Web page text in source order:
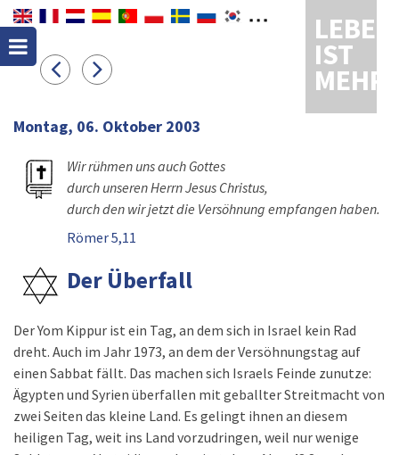
LEBEN
IST
MEHR
Montag, 06. Oktober 2003
Wir rühmen uns auch Gottes
durch unseren Herrn Jesus Christus,
durch den wir jetzt die Versöhnung empfangen haben.
Römer 5,11
Der Überfall
Der Yom Kippur ist ein Tag, an dem sich in Israel kein Rad
dreht. Auch im Jahr 1973, an dem der Versöhnungstag auf
einen Sabbat fällt. Das machen sich Israels Feinde zunutze:
Ägypten und Syrien überfallen mit geballter Streitmacht von
zwei Seiten das kleine Land. Es gelingt ihnen an diesem
heiligen Tag, weit ins Land vorzudringen, weil nur wenige